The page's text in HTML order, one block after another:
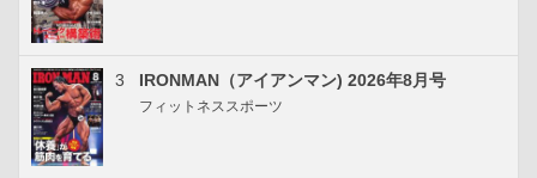
3 IRONMAN（アイアンマン) 2026年8月号
フィットネススポーツ